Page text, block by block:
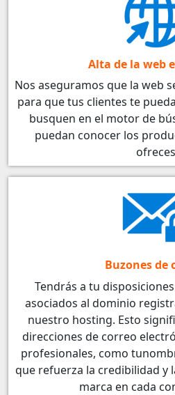
Alta de la web
Nos aseguramos que la web
para que tus clientes te
busquen en el motor de
puedan conocer los
ofreces
Buzones de
Tendrás a tu
asociados al dominio
nuestro hosting. Esto
direcciones de correo
profesionales, como
que refuerza la credibilidad y
marca en cada